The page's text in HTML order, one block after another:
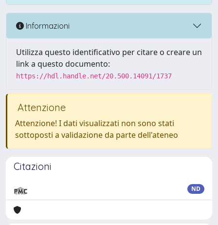
Informazioni
Utilizza questo identificativo per citare o creare un
link a questo documento:
https://hdl.handle.net/20.500.14091/1737
Attenzione
Attenzione! I dati visualizzati non sono stati
sottoposti a validazione da parte dell'ateneo
Citazioni
ND